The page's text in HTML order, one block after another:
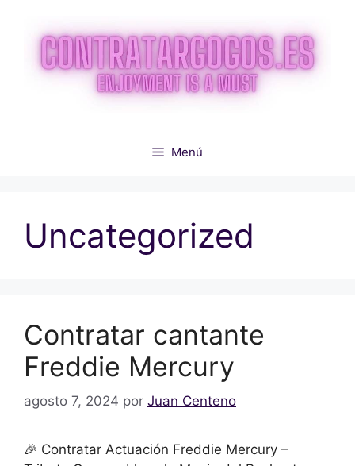
contenido
Menú
Uncategorized
Contratar cantante
Freddie Mercury
agosto 7, 2024 por Juan Centeno
🎉 Contratar Actuación Freddie Mercury –